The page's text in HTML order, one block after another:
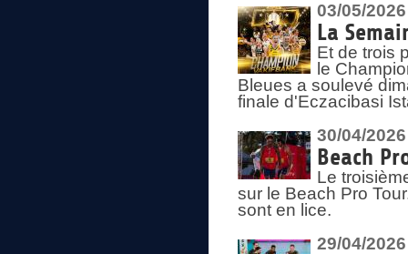
03/05/2026
La
Et de trois
le
Bleues a soulevé
finale d'Eczacibasi
30/04/2026
Beach
Le
sur le Beach Pro
sont en lice.
29/04/2026